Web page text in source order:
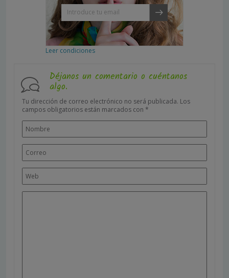
Leer condiciones
Déjanos un comentario o cuéntanos
algo.
Tu dirección de correo electrónico no será publicada. Los
campos obligatorios están marcados con *